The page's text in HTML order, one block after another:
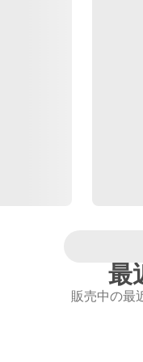
最
販売中の最